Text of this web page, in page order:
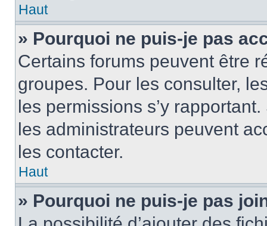
Haut
» Pourquoi ne puis-je pas
Certains forums peuvent être
groupes. Pour les consulter,
les permissions s’y
les administrateurs peuvent
les contacter.
Haut
» Pourquoi ne puis-je pas